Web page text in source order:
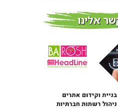
חדש על המדף
את השטח עם יום
מוצלח נוסף
אירועים בארץ
אלינו